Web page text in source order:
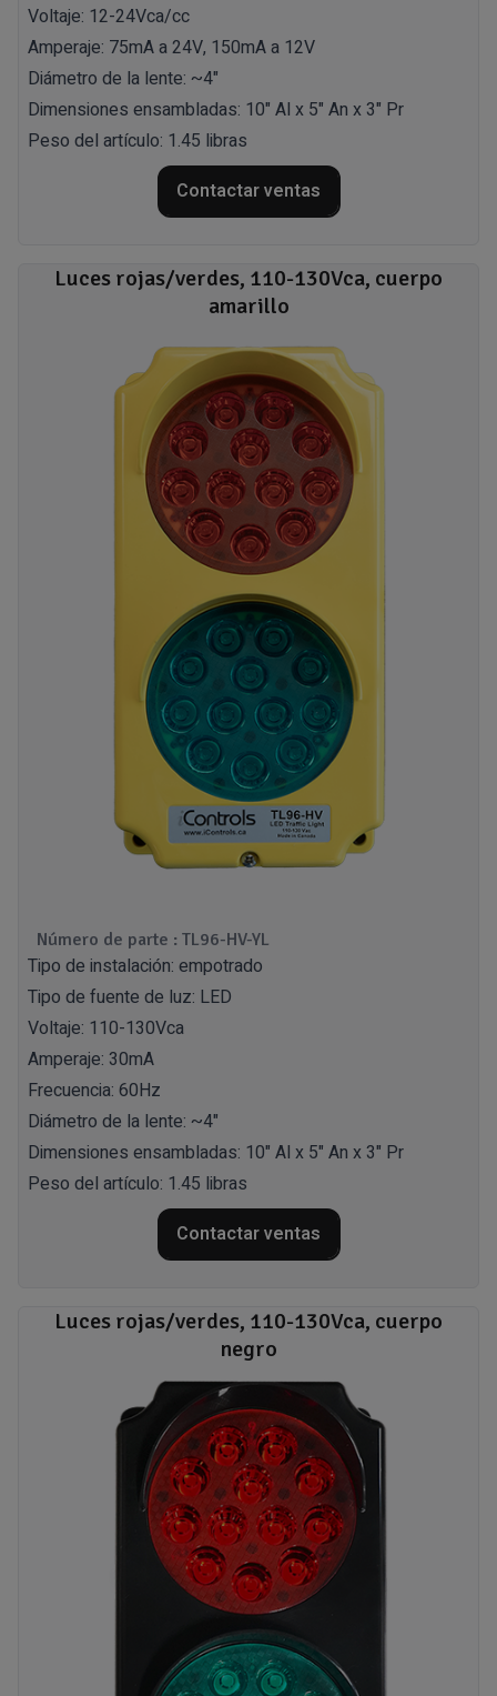
Voltaje: 12-24Vca/cc
Amperaje: 75mA a 24V, 150mA a 12V
Diámetro de la lente: ~4"
Dimensiones ensambladas: 10" Al x 5" An x 3" Pr
Peso del artículo: 1.45 libras
Contactar ventas
Luces rojas/verdes, 110-130Vca, cuerpo
amarillo
Número de parte : TL96-HV-YL
Tipo de instalación: empotrado
Tipo de fuente de luz: LED
Voltaje: 110-130Vca
Amperaje: 30mA
Frecuencia: 60Hz
Diámetro de la lente: ~4"
Dimensiones ensambladas: 10" Al x 5" An x 3" Pr
Peso del artículo: 1.45 libras
Contactar ventas
Luces rojas/verdes, 110-130Vca, cuerpo
negro